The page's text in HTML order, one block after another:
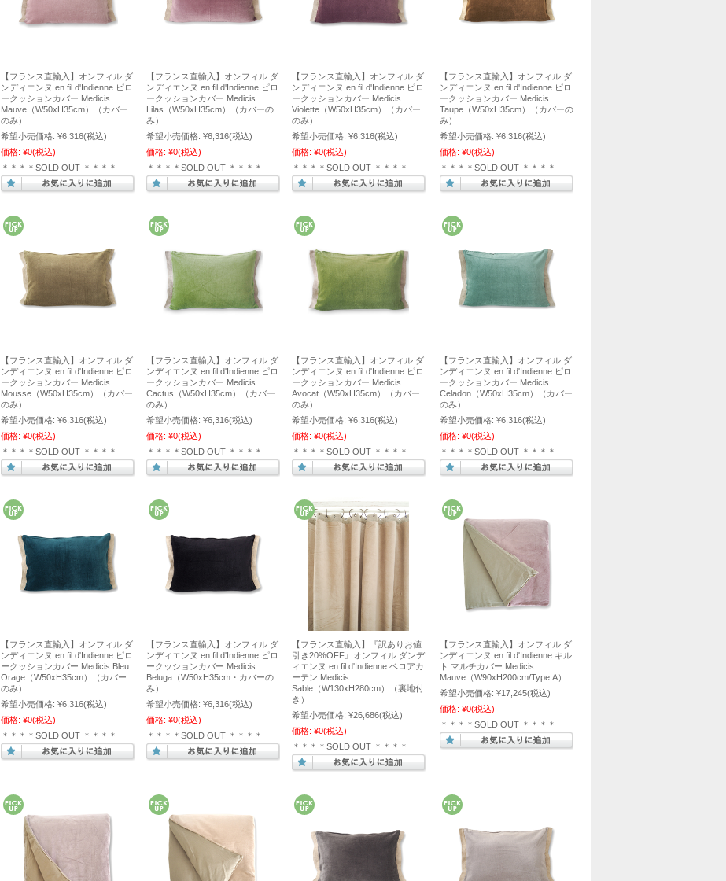
【フランス直輸入】オンフィル ダ
ンディエンヌ en fil d'Indienne ピロ
ークッションカバー Medicis
Mauve（W50xH35cm）（カバー
のみ）
希望小売価格: ¥6,316(税込)
価格: ¥0(税込)
＊＊＊＊SOLD OUT ＊＊＊＊
【フランス直輸入】オンフィル ダ
ンディエンヌ en fil d'Indienne ピロ
ークッションカバー Medicis
Lilas（W50xH35cm）（カバーの
み）
希望小売価格: ¥6,316(税込)
価格: ¥0(税込)
＊＊＊＊SOLD OUT ＊＊＊＊
【フランス直輸入】オンフィル ダ
ンディエンヌ en fil d'Indienne ピロ
ークッションカバー Medicis
Violette（W50xH35cm）（カバー
のみ）
希望小売価格: ¥6,316(税込)
価格: ¥0(税込)
＊＊＊＊SOLD OUT ＊＊＊＊
【フランス直輸入】オンフィル ダ
ンディエンヌ en fil d'Indienne ピロ
ークッションカバー Medicis
Taupe（W50xH35cm）（カバーの
み）
希望小売価格: ¥6,316(税込)
価格: ¥0(税込)
＊＊＊＊SOLD OUT ＊＊＊＊
【フランス直輸入】オンフィル ダ
ンディエンヌ en fil d'Indienne ピロ
ークッションカバー Medicis
Mousse（W50xH35cm）（カバー
のみ）
希望小売価格: ¥6,316(税込)
価格: ¥0(税込)
＊＊＊＊SOLD OUT ＊＊＊＊
【フランス直輸入】オンフィル ダ
ンディエンヌ en fil d'Indienne ピロ
ークッションカバー Medicis
Cactus（W50xH35cm）（カバー
のみ）
希望小売価格: ¥6,316(税込)
価格: ¥0(税込)
＊＊＊＊SOLD OUT ＊＊＊＊
【フランス直輸入】オンフィル ダ
ンディエンヌ en fil d'Indienne ピロ
ークッションカバー Medicis
Avocat（W50xH35cm）（カバー
のみ）
希望小売価格: ¥6,316(税込)
価格: ¥0(税込)
＊＊＊＊SOLD OUT ＊＊＊＊
【フランス直輸入】オンフィル ダ
ンディエンヌ en fil d'Indienne ピロ
ークッションカバー Medicis
Celadon（W50xH35cm）（カバー
のみ）
希望小売価格: ¥6,316(税込)
価格: ¥0(税込)
＊＊＊＊SOLD OUT ＊＊＊＊
【フランス直輸入】オンフィル ダ
ンディエンヌ en fil d'Indienne ピロ
ークッションカバー Medicis Bleu
Orage（W50xH35cm）（カバー
のみ）
希望小売価格: ¥6,316(税込)
価格: ¥0(税込)
＊＊＊＊SOLD OUT ＊＊＊＊
【フランス直輸入】オンフィル ダ
ンディエンヌ en fil d'Indienne ピロ
ークッションカバー Medicis
Beluga（W50xH35cm・カバーの
み）
希望小売価格: ¥6,316(税込)
価格: ¥0(税込)
＊＊＊＊SOLD OUT ＊＊＊＊
【フランス直輸入】『訳ありお値
引き20%OFF』オンフィル ダンデ
ィエンヌ en fil d'Indienne ベロアカ
ーテン Medicis
Sable（W130xH280cm）（裏地付
き）
希望小売価格: ¥26,686(税込)
価格: ¥0(税込)
＊＊＊＊SOLD OUT ＊＊＊＊
【フランス直輸入】オンフィル ダ
ンディエンヌ en fil d'Indienne キル
ト マルチカバー Medicis
Mauve（W90xH200cm/Type.A）
希望小売価格: ¥17,245(税込)
価格: ¥0(税込)
＊＊＊＊SOLD OUT ＊＊＊＊